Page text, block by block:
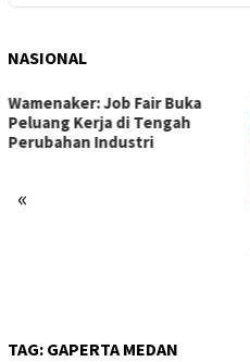
NASIONAL
«
TAG: GAPERTA MEDAN